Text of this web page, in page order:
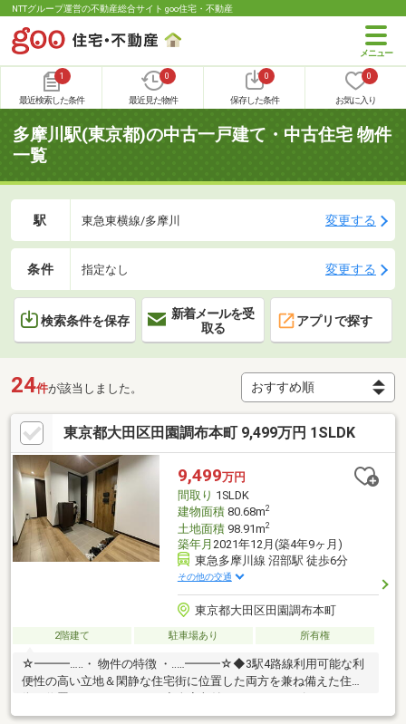
NTTグループ運営の不動産総合サイト goo住宅・不動産
1
最近検索した条件
0
最近見た物件
0
保存した条件
0
お気に入り
多摩川駅(東京都)の中古一戸建て・中古住宅 物件
一覧
駅 東急東横線/多摩川 変更する
条件 指定なし 変更する
検索条件を保存
新着メールを受
取る
アプリで探す
24件が該当しました。
東京都大田区田園調布本町 9,499万円 1SLDK
9,499万円
間取り 1SLDK
建物面積80.68m2
土地面積98.91m2
築年月 2021年12月(築4年9ヶ月)
東急多摩川線 沼部駅 徒歩6分
その他の交通
東京都大田区田園調布本町
2階建て 駐車場あり 所有権
☆━━━…‥・ 物件の特徴 ・‥…━━━☆◆3駅4路線利用可能な利
便性の高い立地＆閑静な住宅街に位置した両方を兼ね備えた住宅
ゼットなど荷物をなるべく出さない配慮をされた設計♪ ◆閑静